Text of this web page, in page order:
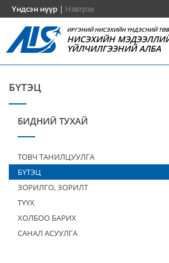
Үндсэн нүүр | Нэвтрэх
ИРГЭНИЙ НИСЭХИЙН ҮНДЭСНИЙ
НИСЭХИЙН
ҮЙЛЧИЛГЭЭНИЙ АЛБА
БҮТЭЦ
БИДНИЙ ТУХАЙ
ТОВЧ ТАНИЛЦУУЛГА
БҮТЭЦ
ЗОРИЛГО, ЗОРИЛТ
ТҮҮХ
ХОЛБОО БАРИХ
САНАЛ АСУУЛГА